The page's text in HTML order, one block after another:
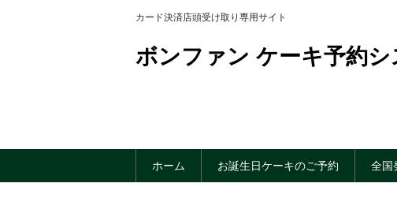
カード決済店頭受け取り専用サイト
ボンファン ケーキ予約シ
ホーム お誕生日ケーキのご予約 全国